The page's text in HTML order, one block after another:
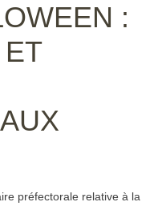
:
préfectorale relative à la